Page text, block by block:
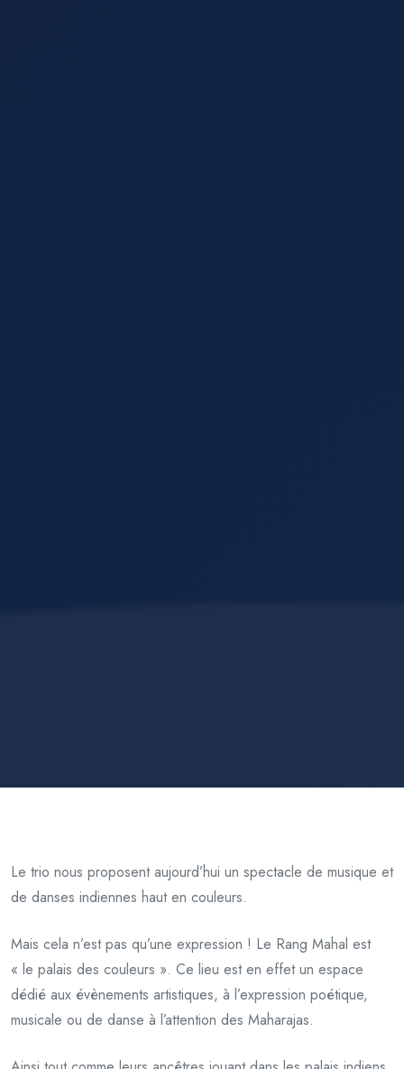
Le trio nous proposent aujourd’hui un spectacle de musique et
de danses indiennes haut en couleurs.
Mais cela n’est pas qu’une expression ! Le Rang Mahal est
« le palais des couleurs ». Ce lieu est en effet un espace
dédié aux évènements artistiques, à l’expression poétique,
musicale ou de danse à l’attention des Maharajas.